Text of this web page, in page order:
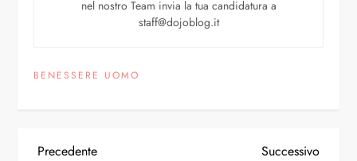
nel nostro Team invia la tua candidatura a
staff@dojoblog.it
BENESSERE UOMO
Precedente
Successivo